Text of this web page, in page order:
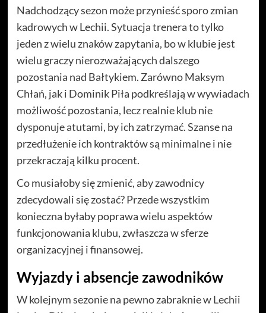
Nadchodzący sezon może przynieść sporo zmian
kadrowych w Lechii. Sytuacja trenera to tylko
jeden z wielu znaków zapytania, bo w klubie jest
wielu graczy nierozważających dalszego
pozostania nad Bałtykiem. Zarówno Maksym
Chłań, jak i Dominik Piła podkreślają w wywiadach
możliwość pozostania, lecz realnie klub nie
dysponuje atutami, by ich zatrzymać. Szanse na
przedłużenie ich kontraktów są minimalne i nie
przekraczają kilku procent.
Co musiałoby się zmienić, aby zawodnicy
zdecydowali się zostać? Przede wszystkim
konieczna byłaby poprawa wielu aspektów
funkcjonowania klubu, zwłaszcza w sferze
organizacyjnej i finansowej.
Wyjazdy i absencje zawodników
W kolejnym sezonie na pewno zabraknie w Lechii